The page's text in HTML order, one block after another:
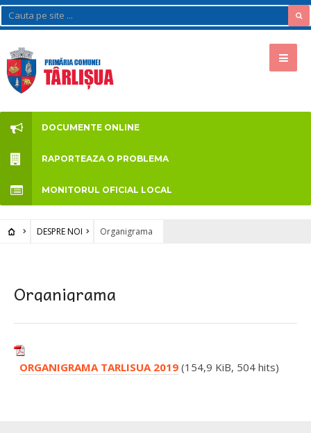
DOCUMENTE ONLINE
RAPORTEAZA O PROBLEMA
MONITORUL OFICIAL LOCAL
DESPRE NOI Organigrama
Organigrama
ORGANIGRAMA TARLISUA 2019 (154,9 KiB, 504 hits)